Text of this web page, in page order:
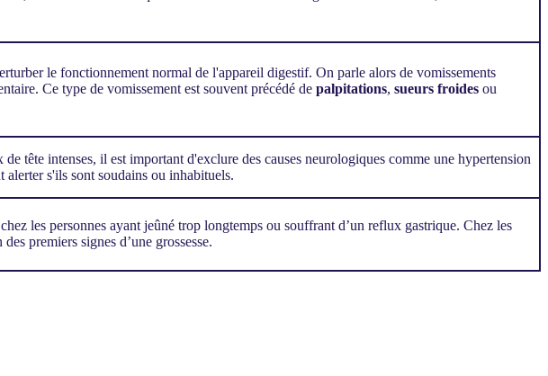
le fonctionnement normal de l'appareil digestif. On parle alors de vomissements
Ce type de vomissement est souvent précédé de palpitations, sueurs froides ou
tête intenses, il est important d'exclure des causes neurologiques comme une hypertension
alerter s'ils sont soudains ou inhabituels.
les personnes ayant jeûné trop longtemps ou souffrant d’un reflux gastrique. Chez les
premiers signes d’une grossesse.